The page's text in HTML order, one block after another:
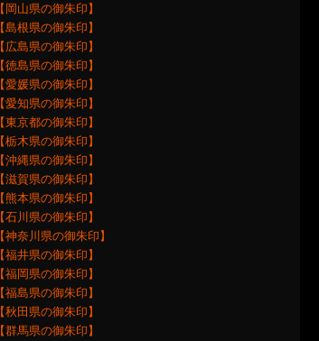
【岡山県の御朱印】
【島根県の御朱印】
【広島県の御朱印】
【徳島県の御朱印】
【愛媛県の御朱印】
【愛知県の御朱印】
【東京都の御朱印】
【栃木県の御朱印】
【沖縄県の御朱印】
【滋賀県の御朱印】
【熊本県の御朱印】
【石川県の御朱印】
【神奈川県の御朱印】
【福井県の御朱印】
【福岡県の御朱印】
【福島県の御朱印】
【秋田県の御朱印】
【群馬県の御朱印】